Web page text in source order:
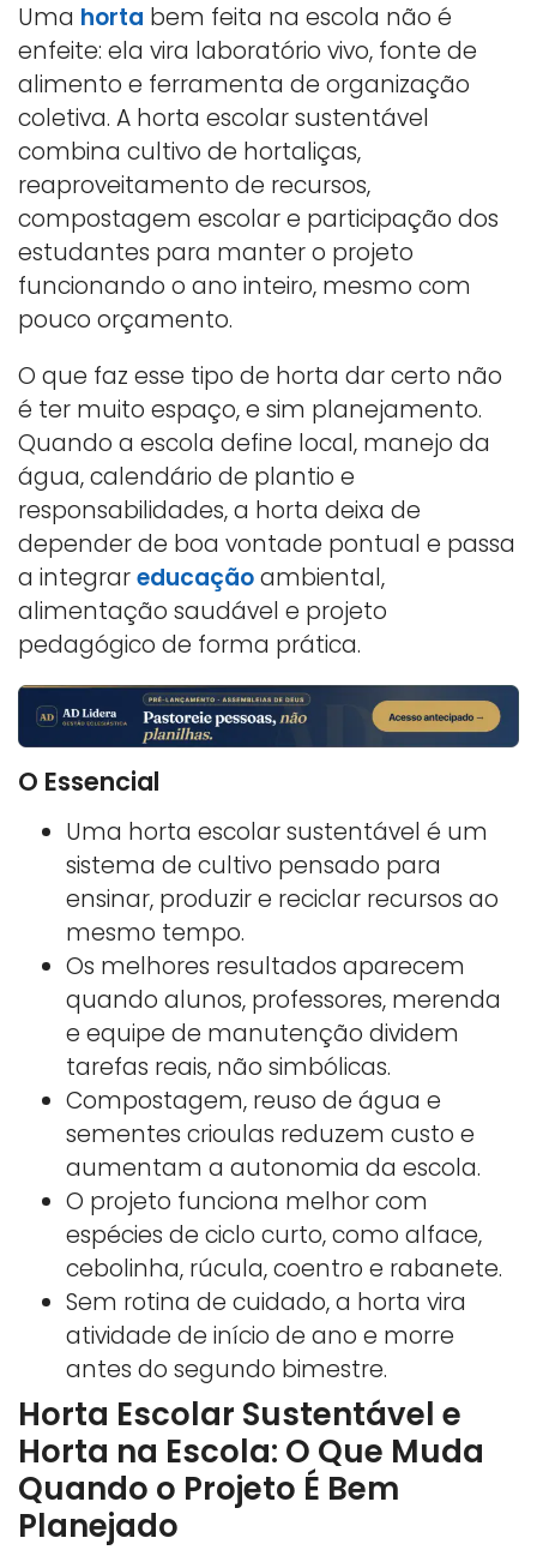
Uma horta bem feita na escola não é
enfeite: ela vira laboratório vivo, fonte de
alimento e ferramenta de organização
coletiva. A horta escolar sustentável
combina cultivo de hortaliças,
reaproveitamento de recursos,
compostagem escolar e participação dos
estudantes para manter o projeto
funcionando o ano inteiro, mesmo com
pouco orçamento.
O que faz esse tipo de horta dar certo não
é ter muito espaço, e sim planejamento.
Quando a escola define local, manejo da
água, calendário de plantio e
responsabilidades, a horta deixa de
depender de boa vontade pontual e passa
a integrareducaçãoambiental,
alimentação saudável e projeto
pedagógico de forma prática.
O Essencial
Uma horta escolar sustentável é um
sistema de cultivo pensado para
ensinar, produzir e reciclar recursos ao
mesmo tempo.
Os melhores resultados aparecem
quando alunos, professores, merenda
e equipe de manutenção dividem
tarefas reais, não simbólicas.
Compostagem, reuso de água e
sementes crioulas reduzem custo e
aumentam a autonomia da escola.
O projeto funciona melhor com
espécies de ciclo curto, como alface,
cebolinha, rúcula, coentro e rabanete.
Sem rotina de cuidado, a horta vira
atividade de início de ano e morre
antes do segundo bimestre.
Horta Escolar Sustentável e
Horta na Escola: O Que Muda
Quando o Projeto É Bem
Planejado